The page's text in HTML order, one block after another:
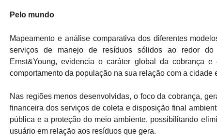
Pelo mundo
Mapeamento e análise comparativa dos diferentes
serviços de manejo de resíduos sólidos ao redor do
Ernst&Young, evidencia o caráter global da cobrança
comportamento da população na sua relação com a cidade
Nas regiões menos desenvolvidas, o foco da cobrança,
financeira dos serviços de coleta e disposição final
pública e a proteção do meio ambiente, possibilitando
usuário em relação aos resíduos que gera.